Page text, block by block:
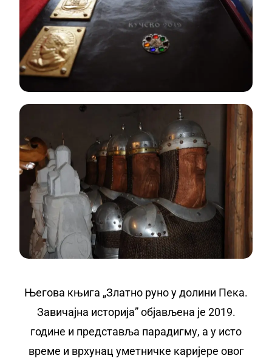
Његова књига „Златно руно у долини Пека.
Завичајна историја” објављена је 2019.
године и представља парадигму, а у исто
време и врхунац уметничке каријере овог